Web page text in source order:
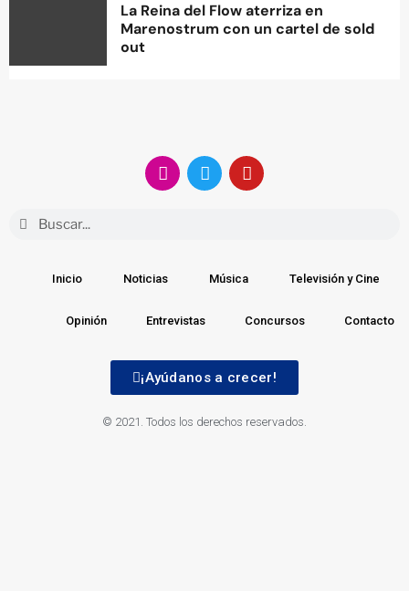
La Reina del Flow aterriza en
Marenostrum con un cartel de sold
out
Inicio Noticias Música Televisión y Cine
Opinión Entrevistas Concursos Contacto
¡Ayúdanos a crecer!
© 2021. Todos los derechos reservados.